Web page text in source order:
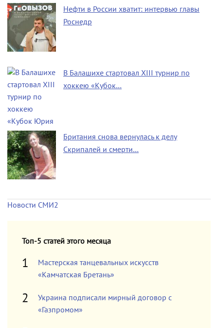
Нефти в России хватит: интервью главы
Роснедр
В Балашихе стартовал XIII турнир по
хоккею «Кубок…
Британия снова вернулась к делу
Скрипалей и смерти…
Новости СМИ2
Топ-5 статей этого месяца
Мастерская танцевальных искусств
«Камчатская Бретань»
Украина подписали мирный договор с
«Газпромом»